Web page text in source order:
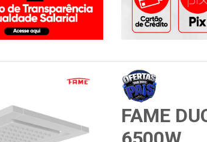
FAME